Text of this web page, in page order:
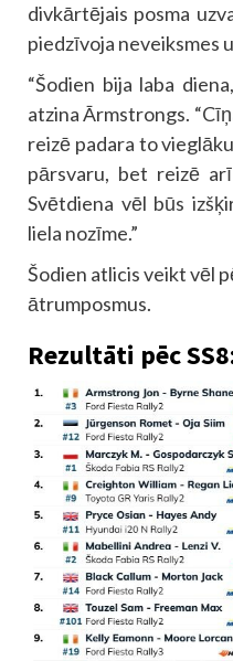
divkārtējais posma
piedzīvoja neveiksmes
“Šodien bija laba
atzina Ārmstrongs.
reizē padara to
pārsvaru, bet reizē
Svētdiena vēl būs
liela nozīme.”
Šodien atlicis veikt vēl
ātrumposmus.
Rezultāti pēc